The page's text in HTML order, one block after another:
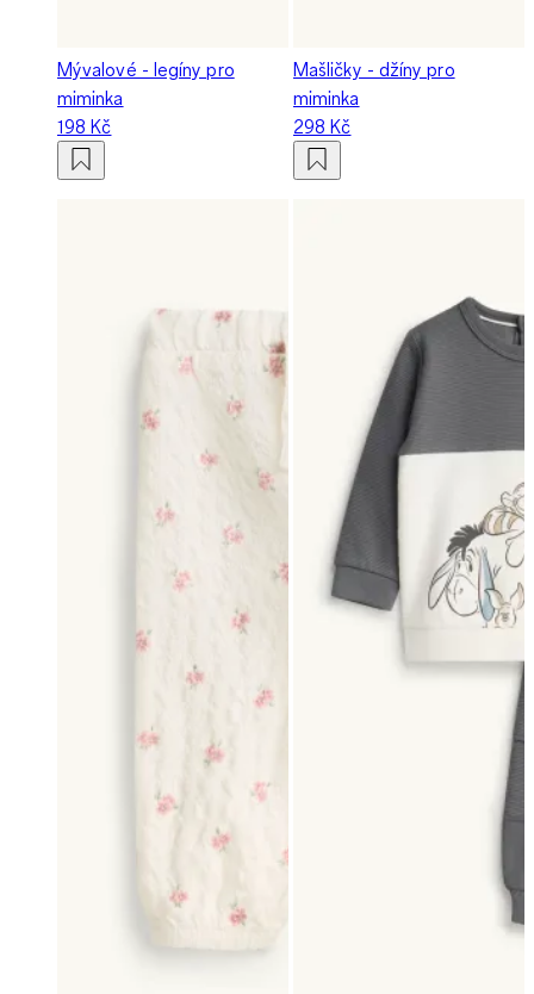
Mývalové - legíny pro
miminka
198 Kč
Mašličky - džíny pro
miminka
298 Kč